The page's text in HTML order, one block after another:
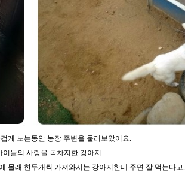
게 노는동안 농장 주변을 둘러보았어요.
이들의 사랑을 독차지한 강아지...
몰래 한두개씩 가져와서는 강아지한테 주면 잘 먹는다고